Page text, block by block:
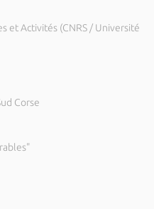
et Activités (CNRS / Université
Corse